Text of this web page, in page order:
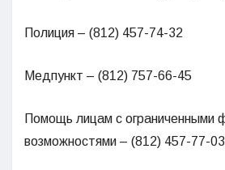
Полиция – (812) 457-74-32
Медпункт – (812) 757-66-45
Помощь лицам с ограниченными
возможностями – (812) 457-77-03